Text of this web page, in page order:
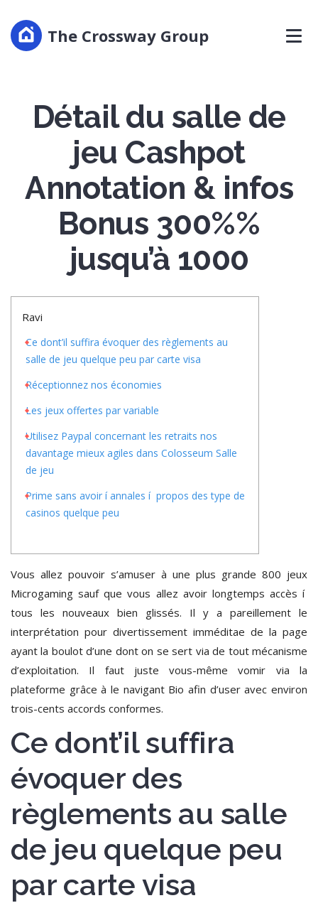
The Crossway Group
Détail du salle de
jeu Cashpot
Annotation & infos
Bonus 300%%
jusqu’à 1000
Ravi
Ce dont’il suffira évoquer des règlements au
salle de jeu quelque peu par carte visa
Réceptionnez nos économies
Les jeux offertes par variable
Utilisez Paypal concernant les retraits nos
davantage mieux agiles dans Colosseum Salle
de jeu
Prime sans avoir í annales í propos des type de
casinos quelque peu
Vous allez pouvoir s’amuser à une plus grande 800 jeux
Microgaming sauf que vous allez avoir longtemps accès í
tous les nouveaux bien glissés. Il y a pareillement le
interprétation pour divertissement imméditae de la page
ayant la boulot d’une dont on se sert via de tout mécanisme
d’exploitation. Il faut juste vous-même vomir via la
plateforme grâce à le navigant Bio afin d’user avec environ
trois-cents accords conformes.
Ce dont’il suffira
évoquer des
règlements au salle
de jeu quelque peu
par carte visa